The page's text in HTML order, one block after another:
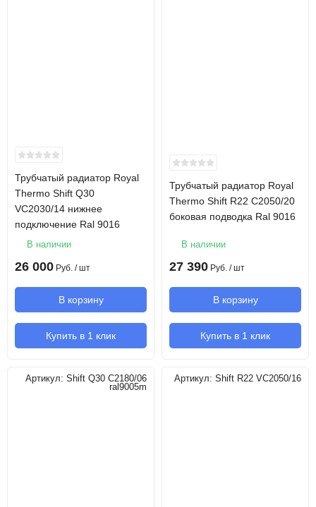
Трубчатый радиатор Royal
Thermo Shift Q30
VC2030/14 нижнее
подключение Ral 9016
В наличии
26 000 Руб. / шт
В корзину
Купить в 1 клик
Трубчатый радиатор Royal
Thermo Shift R22 C2050/20
боковая подводка Ral 9016
В наличии
27 390 Руб. / шт
В корзину
Купить в 1 клик
Артикул: Shift Q30 C2180/06
ral9005m
Артикул: Shift R22 VC2050/16